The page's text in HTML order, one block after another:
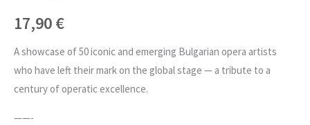
17,90€
A showcase of 50 iconic and emerging Bulgarian opera artists
who have left their mark on the global stage — a tribute to a
century of operatic excellence.
——-